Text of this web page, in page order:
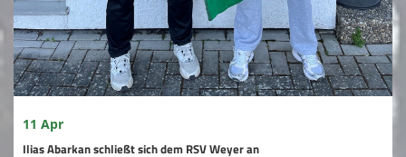
Kontaktformular
Nostalgie
RSV Report
Spielstätten
11 Apr
Ilias Abarkan schließt sich dem RSV Weyer an